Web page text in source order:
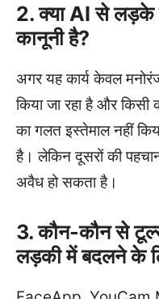
2. क्या AI से लड़के
कानूनी है?
अगर यह कार्य केवल
किया जा रहा है और
का गलत इस्तेमाल नहीं
है। लेकिन दूसरों की
अवैध हो सकता है।
3. कौन-कौन से
लड़की में बदलने के